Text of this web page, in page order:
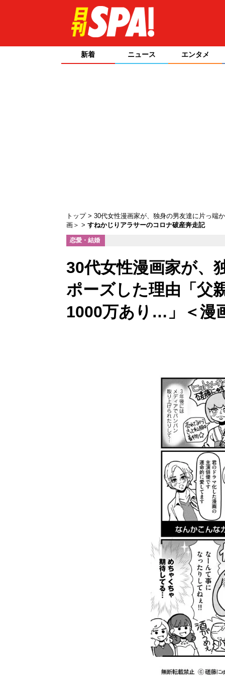
新着 ニュース エンタメ
トップ
30代女性漫画家が、独身の男友達に片っ端
画＞
すねかじりアラサーのコロナ破産奔走記
恋愛・結婚
30代女性漫画家が、
ポーズした理由「父
1000万あり…」＜漫